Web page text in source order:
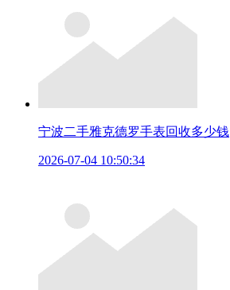
宁波二手雅克德罗手表回收多少钱
2026-07-04 10:50:34